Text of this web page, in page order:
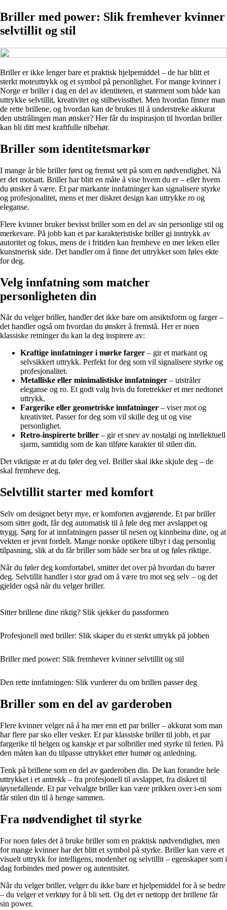
Briller med power: Slik fremhever kvinner
selvtillit og stil
Briller er ikke lenger bare et praktisk hjelpemiddel – de har blitt et
sterkt moteuttrykk og et symbol på personlighet. For mange kvinner i
Norge er briller i dag en del av identiteten, et statement som både kan
uttrykke selvtillit, kreativitet og stilbevissthet. Men hvordan finner man
de rette brillene, og hvordan kan de brukes til å understreke akkurat
den utstrålingen man ønsker? Her får du inspirasjon til hvordan briller
kan bli ditt mest kraftfulle tilbehør.
Briller som identitetsmarkør
I mange år ble briller først og fremst sett på som en nødvendighet. Nå
er det motsatt. Briller har blitt en måte å vise hvem du er – eller hvem
du ønsker å være. Et par markante innfatninger kan signalisere styrke
og profesjonalitet, mens et mer diskret design kan uttrykke ro og
eleganse.
Flere kvinner bruker bevisst briller som en del av sin personlige stil og
merkevare. På jobb kan et par karakteristiske briller gi inntrykk av
autoritet og fokus, mens de i fritiden kan fremheve en mer leken eller
kunstnerisk side. Det handler om å finne det uttrykket som føles ekte
for deg.
Velg innfatning som matcher
personligheten din
Når du velger briller, handler det ikke bare om ansiktsform og farger –
det handler også om hvordan du ønsker å fremstå. Her er noen
klassiske retninger du kan la deg inspirere av:
Kraftige innfatninger i mørke farger – gir et markant og
selvsikkert uttrykk. Perfekt for deg som vil signalisere styrke og
profesjonalitet.
Metalliske eller minimalistiske innfatninger – utstråler
eleganse og ro. Et godt valg hvis du foretrekker et mer nedtonet
uttrykk.
Fargerike eller geometriske innfatninger – viser mot og
kreativitet. Passer for deg som vil skille deg ut og vise
personlighet.
Retro-inspirerte briller – gir et snev av nostalgi og intellektuell
sjarm, samtidig som de kan tilføre karakter til stilen din.
Det viktigste er at du føler deg vel. Briller skal ikke skjule deg – de
skal fremheve deg.
Selvtillit starter med komfort
Selv om designet betyr mye, er komforten avgjørende. Et par briller
som sitter godt, får deg automatisk til å føle deg mer avslappet og
trygg. Sørg for at innfatningen passer til nesen og kinnbeina dine, og at
vekten er jevnt fordelt. Mange norske optikere tilbyr i dag personlig
tilpasning, slik at du får briller som både ser bra ut og føles riktige.
Når du føler deg komfortabel, smitter det over på hvordan du bærer
deg. Selvtillit handler i stor grad om å være tro mot seg selv – og det
gjelder også når du velger briller.
Sitter brillene dine riktig? Slik sjekker du passformen
Profesjonell med briller: Slik skaper du et sterkt uttrykk på jobben
Briller med power: Slik fremhever kvinner selvtillit og stil
Den rette innfatningen: Slik vurderer du om brillen passer deg
Briller som en del av garderoben
Flere kvinner velger nå å ha mer enn ett par briller – akkurat som man
har flere par sko eller vesker. Et par klassiske briller til jobb, et par
fargerike til helgen og kanskje et par solbriller med styrke til ferien. På
den måten kan du tilpasse uttrykket etter humør og anledning.
Tenk på brillene som en del av garderoben din. De kan forandre hele
uttrykket i et antrekk – fra profesjonell til avslappet, fra diskret til
iøynefallende. Et par velvalgte briller kan være prikken over i-en som
får stilen din til å henge sammen.
Fra nødvendighet til styrke
For noen føles det å bruke briller som en praktisk nødvendighet, men
for mange kvinner har det blitt et symbol på styrke. Briller kan være et
visuelt uttrykk for intelligens, modenhet og selvtillit – egenskaper som i
dag forbindes med power og autentisitet.
Når du velger briller, velger du ikke bare et hjelpemiddel for å se bedre
– du velger et verktøy for å bli sett. Og det er nettopp der brillene får
sin power.